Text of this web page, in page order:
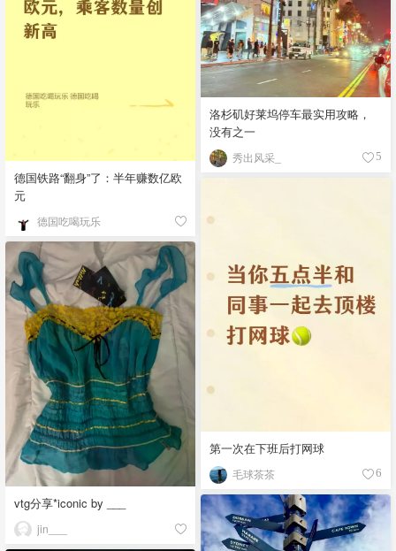
德国铁路“翻身”了：半年赚数亿欧
元
德国吃喝玩乐
洛杉矶好莱坞停车最实用攻略，
没有之一
秀出风采_ 5
第一次在下班后打网球
毛球茶茶 6
vtg分享*iconic by ___
jin___